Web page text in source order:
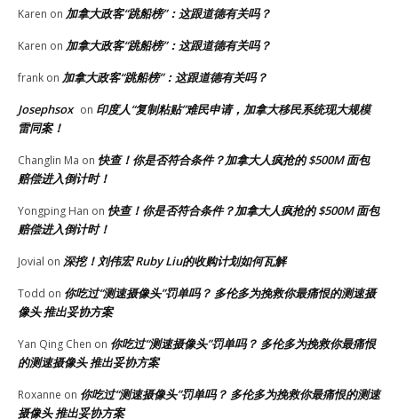
Karen on 加拿大政客“跳船榜”：这跟道德有关吗？
Karen on 加拿大政客“跳船榜”：这跟道德有关吗？
frank on 加拿大政客“跳船榜”：这跟道德有关吗？
Josephsox on 印度人“复制粘贴”难民申请，加拿大移民系统现大规模
雷同案！
Changlin Ma on 快查！你是否符合条件？加拿大人疯抢的 $500M 面包
赔偿进入倒计时！
Yongping Han on 快查！你是否符合条件？加拿大人疯抢的 $500M 面包
赔偿进入倒计时！
Jovial on 深挖！刘伟宏 Ruby Liu的收购计划如何瓦解
Todd on 你吃过“测速摄像头”罚单吗？ 多伦多为挽救你最痛恨的测速摄
像头 推出妥协方案
Yan Qing Chen on 你吃过“测速摄像头”罚单吗？ 多伦多为挽救你最痛恨
的测速摄像头 推出妥协方案
Roxanne on 你吃过“测速摄像头”罚单吗？ 多伦多为挽救你最痛恨的测速
摄像头 推出妥协方案